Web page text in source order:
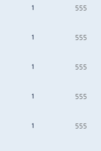
1 555
1 555
1 555
1 555
1 555